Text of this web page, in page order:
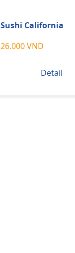
Sushi California
26.000 VND
Detail